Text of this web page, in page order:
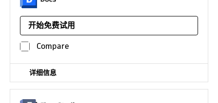
开始免费试用
平台：
也可在工程建设软件集中获取
¥23621* /年
Compare
详细信息